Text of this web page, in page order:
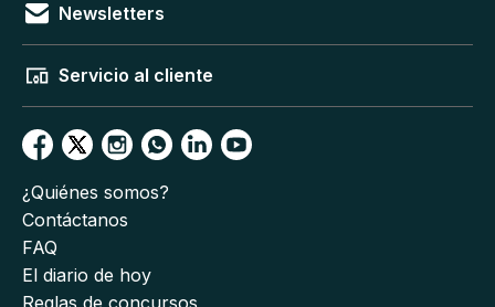
Newsletters
Servicio al cliente
¿Quiénes somos?
Contáctanos
FAQ
El diario de hoy
Reglas de concursos